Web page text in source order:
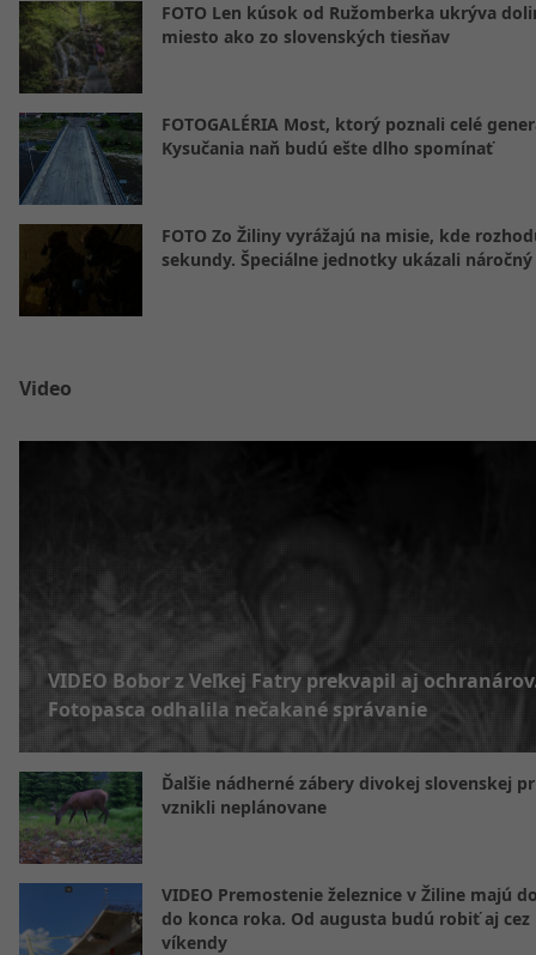
FOTO Len kúsok od Ružomberka ukrýva
miesto ako zo slovenských tiesňav
FOTOGALÉRIA Most, ktorý poznali celé
Kysučania naň budú ešte dlho spomínať
FOTO Zo Žiliny vyrážajú na misie, kde
sekundy. Špeciálne jednotky ukázali
Video
VIDEO Bobor z Veľkej Fatry prekvapil aj
Fotopasca odhalila nečakané správanie
Ďalšie nádherné zábery divokej slovenskej
vznikli neplánovane
VIDEO Premostenie železnice v Žiline majú
do konca roka. Od augusta budú robiť aj cez
víkendy